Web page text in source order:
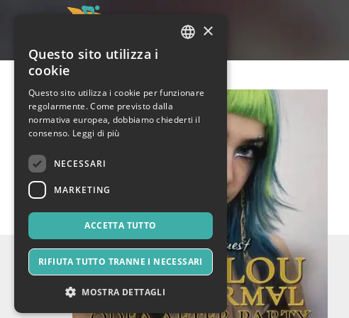
×
Questo sito utilizza i
cookie
Questo sito utilizza i cookie per funzionare
regolarmente. Come previsto dalla
normativa europea, dobbiamo chiederti il
consenso. Leggi di più
NECESSARI
MARKETING
ACCETTA TUTTO
RIFIUTA TUTTO TRANNE I NECESSARI
MOSTRA DETTAGLI